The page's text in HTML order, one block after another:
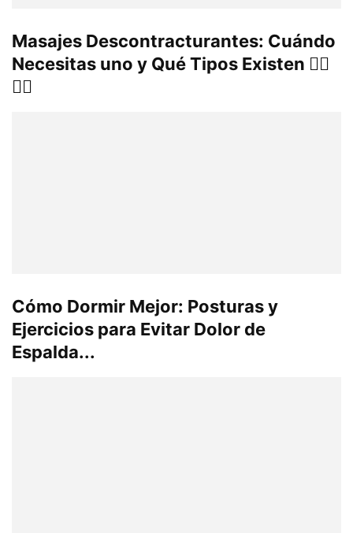
Masajes Descontracturantes: Cuándo
Necesitas uno y Qué Tipos Existen 💆‍♂️
💆‍♀️
Cómo Dormir Mejor: Posturas y
Ejercicios para Evitar Dolor de
Espalda...